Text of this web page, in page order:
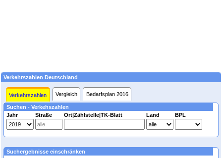
Verkehrszahlen Deutschland
Verkehrszahlen Vergleich Bedarfsplan 2016
Suchen - Verkehszahlen
Jahr
Straße Ort|Zählstelle|TK-Blatt Land BPL
Suchergebnisse einschränken